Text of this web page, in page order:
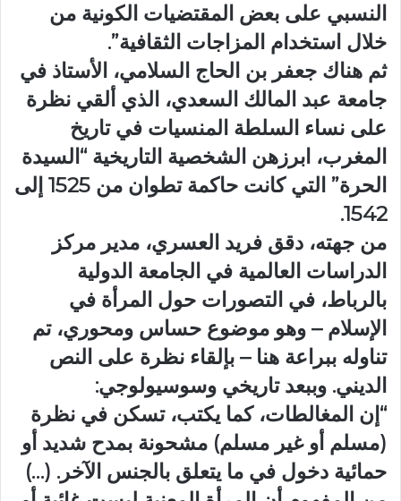
النسبي على بعض المقتضيات الكونية من
خلال استخدام المزاجات الثقافية”.
ثم هناك جعفر بن الحاج السلامي، الأستاذ في
جامعة عبد المالك السعدي، الذي ألقي نظرة
على نساء السلطة المنسيات في تاريخ
المغرب، ابرزهن الشخصية التاريخية “السيدة
الحرة” التي كانت حاكمة تطوان من 1525 إلى
1542.
من جهته، دقق فريد العسري، مدير مركز
الدراسات العالمية في الجامعة الدولية
بالرباط، في التصورات حول المرأة في
الإسلام – وهو موضوع حساس ومحوري، تم
تناوله ببراعة هنا – بإلقاء نظرة على النص
الديني. وببعد تاريخي وسوسيولوجي:
“إن المغالطات، كما يكتب، تسكن في نظرة
(مسلم أو غير مسلم) مشحونة بمدح شديد أو
حمائية دخول في ما يتعلق بالجنس الآخر. (…)